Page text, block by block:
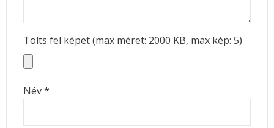
Tölts fel képet (max méret: 2000 KB, max kép: 5)
Név*